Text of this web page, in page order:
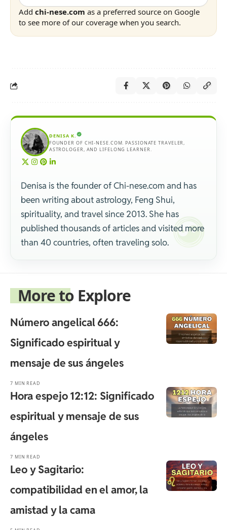
Add chi-nese.com as a preferred source on Google
to see more of our coverage when you search.
DENISA K.
FOUNDER OF CHI-NESE.COM. PASSIONATE TRAVELER,
ASTROLOGER, AND LIFELONG LEARNER.
Denisa is the founder of Chi-nese.com and has
been writing about astrology, Feng Shui,
spirituality, and travel since 2013. She has
published thousands of articles and visited more
than 40 countries, often traveling solo.
More to Explore
Número angelical 666:
Significado espiritual y
mensaje de sus ángeles
7 MIN READ
Hora espejo 12:12: Significado
espiritual y mensaje de sus
ángeles
7 MIN READ
Leo y Sagitario:
compatibilidad en el amor, la
amistad y la cama